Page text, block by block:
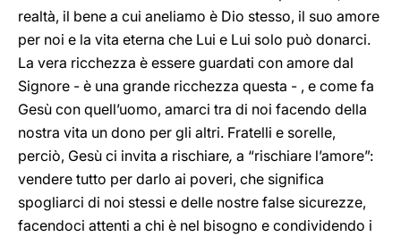
realtà, il bene a cui aneliamo è Dio stesso, il suo amore
per noi e la vita eterna che Lui e Lui solo può donarci.
La vera ricchezza è essere guardati con amore dal
Signore - è una grande ricchezza questa - , e come fa
Gesù con quell’uomo, amarci tra di noi facendo della
nostra vita un dono per gli altri. Fratelli e sorelle,
perciò, Gesù ci invita a rischiare, a “rischiare l’amore”:
vendere tutto per darlo ai poveri, che significa
spogliarci di noi stessi e delle nostre false sicurezze,
facendoci attenti a chi è nel bisogno e condividendo i